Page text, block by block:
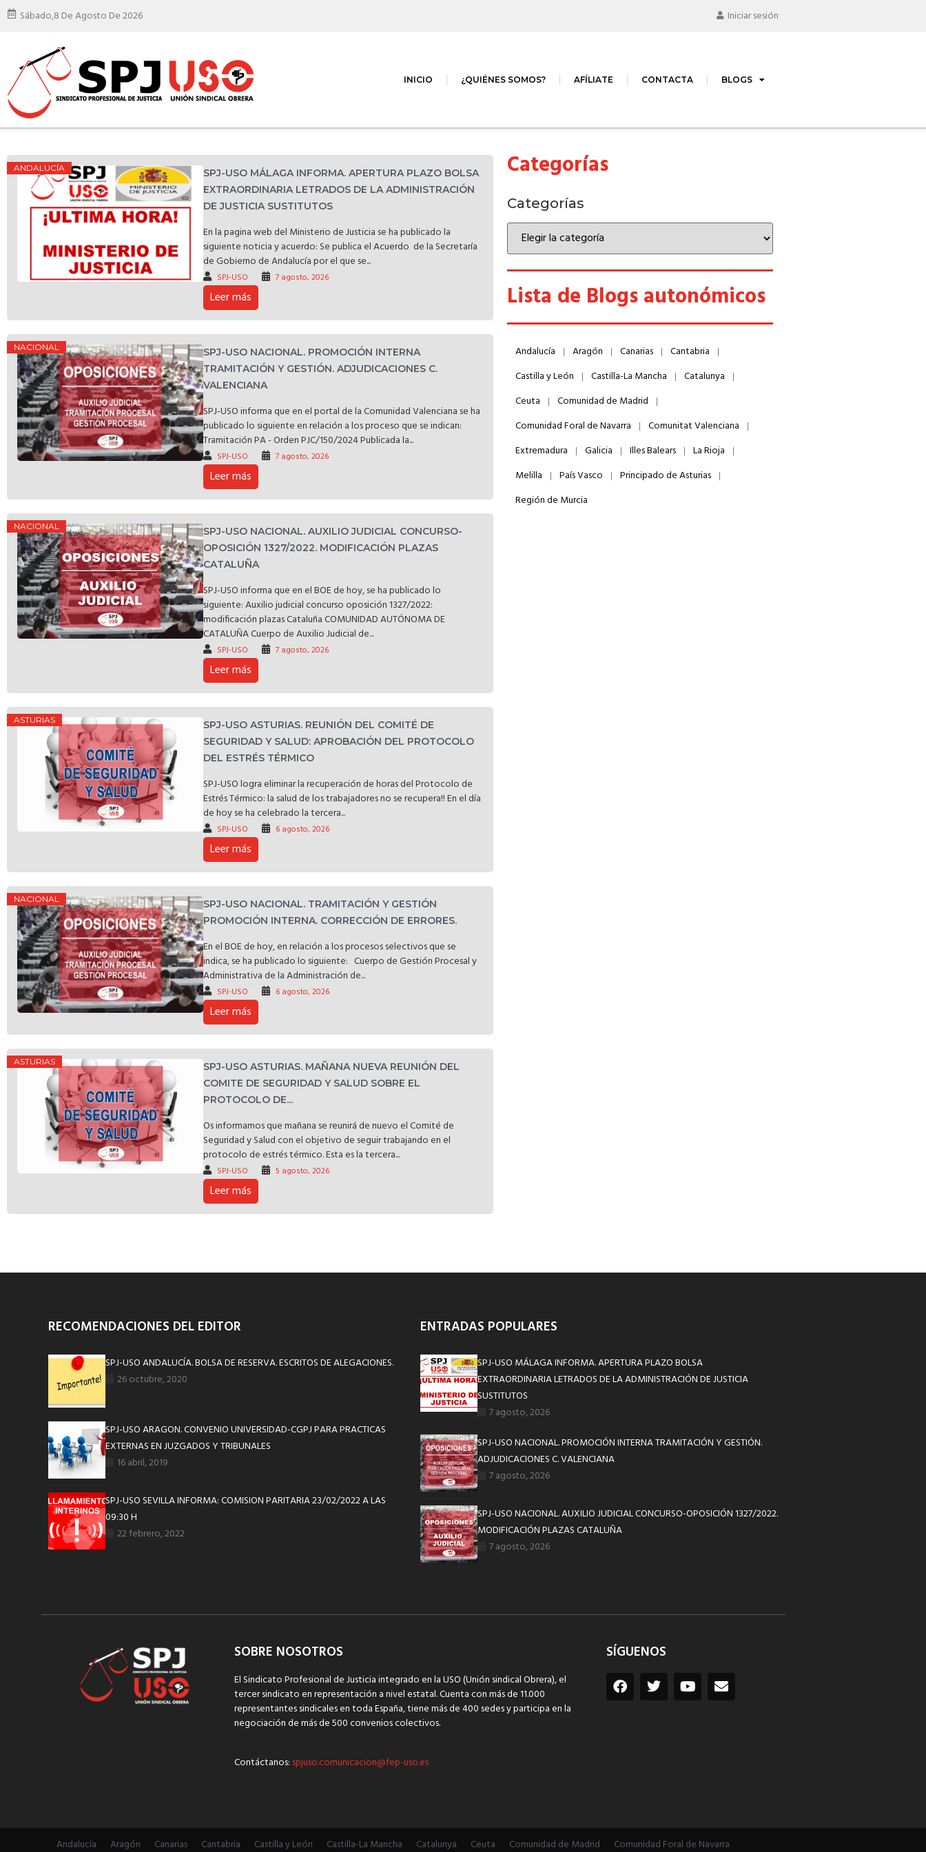
Sábado,8 De Agosto De 2026 Iniciar sesión
INICIO ¿QUIÉNES SOMOS? AFÍLIATE CONTACTA BLOGS
ANDALUCÍA
SPJ-USO MÁLAGA INFORMA. APERTURA PLAZO BOLSA
EXTRAORDINARIA LETRADOS DE LA ADMINISTRACIÓN
DE JUSTICIA SUSTITUTOS
En la pagina web del Ministerio de Justicia se ha publicado la
siguiente noticia y acuerdo: Se publica el Acuerdo de la Secretaría
de Gobierno de Andalucía por el que se...
SPJ-USO 7 agosto, 2026
Leer más
NACIONAL
SPJ-USO NACIONAL. PROMOCIÓN INTERNA
TRAMITACIÓN Y GESTIÓN. ADJUDICACIONES C.
VALENCIANA
SPJ-USO informa que en el portal de la Comunidad Valenciana se ha
publicado lo siguiente en relación a los proceso que se indican:
Tramitación PA - Orden PJC/150/2024 Publicada la...
SPJ-USO 7 agosto, 2026
Leer más
NACIONAL
SPJ-USO NACIONAL. AUXILIO JUDICIAL CONCURSO-
OPOSICIÓN 1327/2022. MODIFICACIÓN PLAZAS
CATALUÑA
SPJ-USO informa que en el BOE de hoy, se ha publicado lo
siguiente: Auxilio judicial concurso oposición 1327/2022:
modificación plazas Cataluña COMUNIDAD AUTÓNOMA DE
CATALUÑA Cuerpo de Auxilio Judicial de...
SPJ-USO 7 agosto, 2026
Leer más
ASTURIAS
SPJ-USO ASTURIAS. REUNIÓN DEL COMITÉ DE
SEGURIDAD Y SALUD: APROBACIÓN DEL PROTOCOLO
DEL ESTRÉS TÉRMICO
SPJ-USO logra eliminar la recuperación de horas del Protocolo de
Estrés Térmico: la salud de los trabajadores no se recupera!! En el día
de hoy se ha celebrado la tercera...
SPJ-USO 6 agosto, 2026
Leer más
NACIONAL
SPJ-USO NACIONAL. TRAMITACIÓN Y GESTIÓN
PROMOCIÓN INTERNA. CORRECCIÓN DE ERRORES.
En el BOE de hoy, en relación a los procesos selectivos que se
indica, se ha publicado lo siguiente: Cuerpo de Gestión Procesal y
Administrativa de la Administración de...
SPJ-USO 6 agosto, 2026
Leer más
ASTURIAS
SPJ-USO ASTURIAS. MAÑANA NUEVA REUNIÓN DEL
COMITE DE SEGURIDAD Y SALUD SOBRE EL
PROTOCOLO DE...
Os informamos que mañana se reunirá de nuevo el Comité de
Seguridad y Salud con el objetivo de seguir trabajando en el
protocolo de estrés térmico. Esta es la tercera...
SPJ-USO 5 agosto, 2026
Leer más
Categorías
Categorías
Lista de Blogs autonómicos
Andalucía Aragón Canarias
Cantabria
Castilla y León
Castilla-La Mancha
Catalunya
Ceuta
Comunidad de Madrid
Comunidad Foral de Navarra
Comunitat Valenciana
Extremadura
Galicia Illes Balears
La Rioja
Melilla
País Vasco
Principado de Asturias
Región de Murcia
RECOMENDACIONES DEL EDITOR
SPJ-USO ANDALUCÍA. BOLSA DE RESERVA. ESCRITOS DE ALEGACIONES.
26 octubre, 2020
SPJ-USO ARAGON. CONVENIO UNIVERSIDAD-CGPJ PARA PRACTICAS
EXTERNAS EN JUZGADOS Y TRIBUNALES
16 abril, 2019
SPJ-USO SEVILLA INFORMA: COMISION PARITARIA 23/02/2022 A LAS
09:30 H
22 febrero, 2022
ENTRADAS POPULARES
SPJ-USO MÁLAGA INFORMA. APERTURA PLAZO BOLSA
EXTRAORDINARIA LETRADOS DE LA ADMINISTRACIÓN DE JUSTICIA
SUSTITUTOS
7 agosto, 2026
SPJ-USO NACIONAL. PROMOCIÓN INTERNA TRAMITACIÓN Y GESTIÓN.
ADJUDICACIONES C. VALENCIANA
7 agosto, 2026
SPJ-USO NACIONAL. AUXILIO JUDICIAL CONCURSO-OPOSICIÓN 1327/2022.
MODIFICACIÓN PLAZAS CATALUÑA
7 agosto, 2026
SOBRE NOSOTROS
El Sindicato Profesional de Justicia integrado en la USO (Unión sindical Obrera), el
tercer sindicato en representación a nivel estatal. Cuenta con más de 11.000
representantes sindicales en toda España, tiene más de 400 sedes y participa en la
negociación de más de 500 convenios colectivos.
Contáctanos: spjuso.comunicacion@fep-uso.es
SÍGUENOS
Andalucía Aragón Canarias Cantabria Castilla y León Castilla-La Mancha Catalunya Ceuta Comunidad de Madrid Comunidad Foral de Navarra